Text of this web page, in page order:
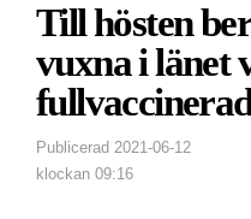
Till hösten
vuxna i länet
Publicerad 2021-06-12
klockan 09:16